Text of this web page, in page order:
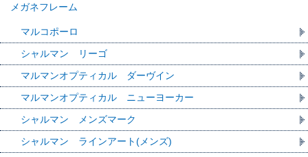
メガネフレーム
マルコポーロ
シャルマン リーゴ
マルマンオプティカル ダーヴイン
マルマンオプティカル ニューヨーカー
シャルマン メンズマーク
シャルマン ラインアート(メンズ)